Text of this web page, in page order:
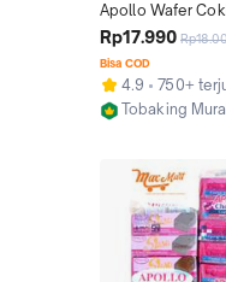
Apollo Wafer
Apolo Wafer
Chocolate Milk 12
Rp17.990
Bisa COD
4.9
750+
Tobaking